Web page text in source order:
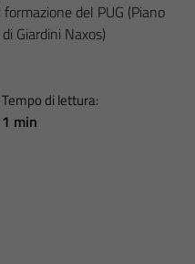
del PUG (Piano
Giardini Naxos)
Tempo di lettura:
1 min